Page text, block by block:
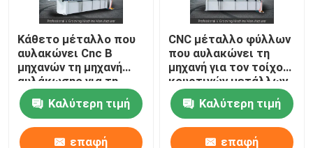
Β μηχανή Groover
Οριζόντια τέμνουσα μηχανή Β
Β μηχανή κοπτών αυλακιού
β τέμνουσα μηχανή αυλακιού
Κάθετο μέταλλο που
αυλακώνει Cnc Β
μηχανών τη μηχανή
αυλάκωσης για τη
διακόσμηση 1250mm
Καλύτερη τιμή
επαφή
CNC μέταλλο φύλλων
που αυλακώνει τη
μηχανή για τον τοίχο
κουρτινών μετάλλων
Β μηχανή 1240 Groover
Καλύτερη τιμή
επαφή